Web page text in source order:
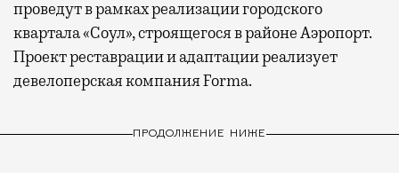
проведут в рамках реализации городского
квартала «Соул», строящегося в районе Аэропорт.
Проект реставрации и адаптации реализует
девелоперская компания Forma.
ПРОДОЛЖЕНИЕ НИЖЕ